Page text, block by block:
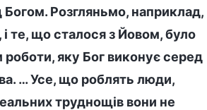
Розгляньмо, наприклад,
те, що сталося з Йовом, було
яку Бог виконує серед
… Усе, що роблять люди,
труднощів вони не